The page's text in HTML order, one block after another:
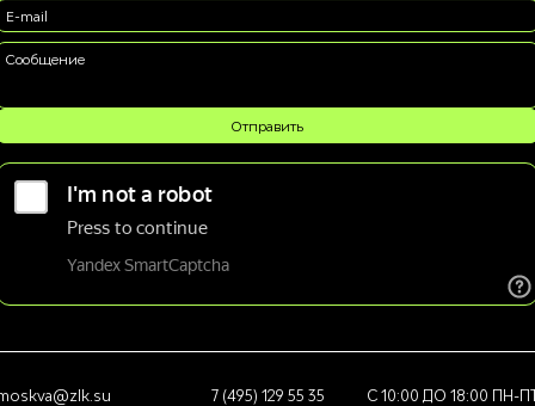
E-mail
Сообщение
7 (495) 129 55 35 С 10:00 ДО 18:00 ПН-